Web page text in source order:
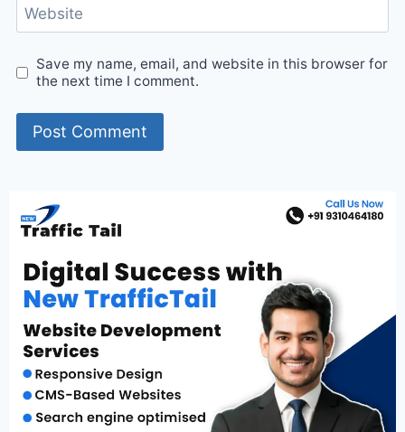
Website
Save my name, email, and website in this browser for
the next time I comment.